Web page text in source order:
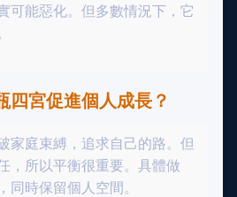
可能惡化。但多數情況下，它
四宮促進個人成長？
家庭束縛，追求自己的路。但
，所以平衡很重要。具體做
同時保留個人空間。